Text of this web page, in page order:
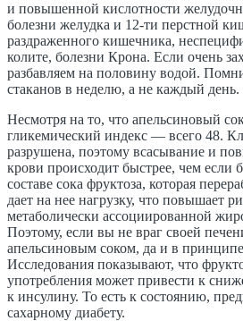
и повышенной кислотности
болезни желудка и 12-ти перстной
раздраженного кишечника,
колите, болезни Крона. Если очень
разбавляем на половину водой.
стаканов в неделю, а не каждый день.
Несмотря на то, что апельсиновый
гликемический индекс — всего 48.
разрушена, поэтому всасывание и
крови происходит быстрее, чем если
составе сока фруктоза, которая
дает на нее нагрузку, что повышает
метаболически ассоциированной
Поэтому, если вы не враг своей
апельсиновым соком, да и в
Исследования показывают, что
употребления может привести к
к инсулину. То есть к состоянию,
сахарному диабету.